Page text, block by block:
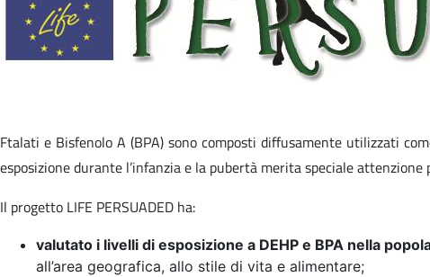
Ftalati e Bisfenolo A (BPA) sono composti diffusamente utilizzati
esposizione durante l’infanzia e la pubertà merita speciale
Il progetto LIFE PERSUADED ha:
valutato i livelli di esposizione a DEHP e BPA nella
all’area geografica, allo stile di vita e alimentare;